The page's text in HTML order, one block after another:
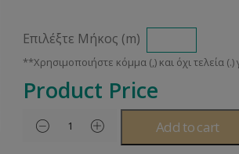
Επιλέξτε Μήκος (m)
Product Price
Add to cart